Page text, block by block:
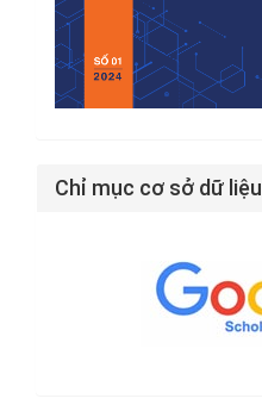
Chỉ mục cơ sở dữ liệu